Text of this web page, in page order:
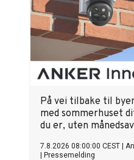
På vei tilbake til
med sommerhuset
du er, uten
7.8.2026 08:00:00 CEST
Pressemelding